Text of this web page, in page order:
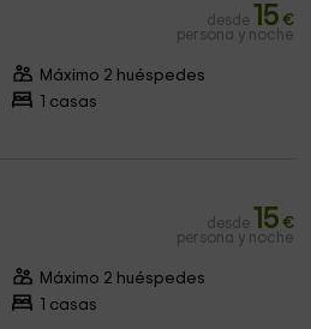
desde 15 €
persona y noche
Máximo 2 huéspedes
1 casas
desde 15 €
persona y noche
Máximo 2 huéspedes
1 casas